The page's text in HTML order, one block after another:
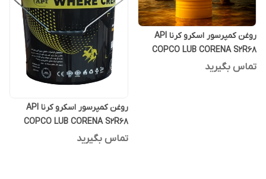
روغن کمپرسور اسکرو کرنا API
COPCO LUB CORENA S2R68
بشکه 208 لیتری
تماس بگیرید
روغن کمپرسور اسکرو کرنا API
COPCO LUB CORENA S2R68
بیست لیتری
تماس بگیرید